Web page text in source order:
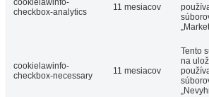
cookielawinfo-
checkbox-analytics
11 mesiacov
cookielawinfo-
checkbox-necessary
11 mesiacov
Tento
na